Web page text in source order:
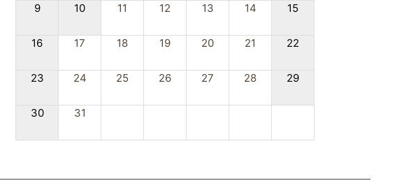
9 10 11 12 13 14 15
16 17 18 19 20 21 22
23 24 25 26 27 28 29
30 31